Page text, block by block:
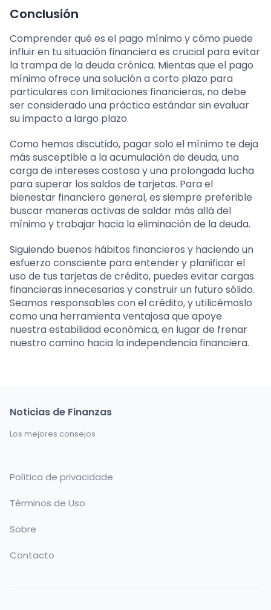
Conclusión
Comprender qué es el pago mínimo y cómo puede
influir en tu situación financiera es crucial para evitar
la trampa de la deuda crónica. Mientas que el pago
mínimo ofrece una solución a corto plazo para
particulares con limitaciones financieras, no debe
ser considerado una práctica estándar sin evaluar
su impacto a largo plazo.
Como hemos discutido, pagar solo el mínimo te deja
más susceptible a la acumulación de deuda, una
carga de intereses costosa y una prolongada lucha
para superar los saldos de tarjetas. Para el
bienestar financiero general, es siempre preferible
buscar maneras activas de saldar más allá del
mínimo y trabajar hacia la eliminación de la deuda.
Siguiendo buenos hábitos financieros y haciendo un
esfuerzo consciente para entender y planificar el
uso de tus tarjetas de crédito, puedes evitar cargas
financieras innecesarias y construir un futuro sólido.
Seamos responsables con el crédito, y utilicémoslo
como una herramienta ventajosa que apoye
nuestra estabilidad económica, en lugar de frenar
nuestro camino hacia la independencia financiera.
Noticias de Finanzas
Los mejores consejos
Política de privacidade
Términos de Uso
Sobre
Contacto